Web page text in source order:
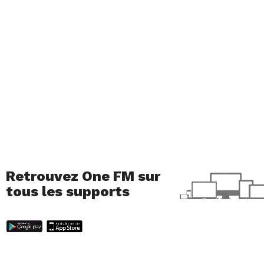
Retrouvez One FM sur
tous les supports